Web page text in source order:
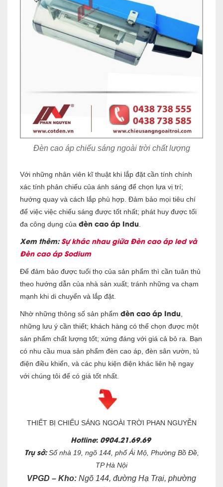
Đèn cao áp chiếu sáng ngoài trời chất lượng
Với những nhân viên kĩ thuật khi lắp đặt cần tính chính
xác tính phản chiếu của ánh sáng để chọn lựa vị trí;
hướng quay và cách lắp phù hợp. Đảm bảo mọi tiêu chí
để việc việc chiếu sáng được tốt nhất; phát huy được tối
đa công dụng của đèn cao áp Indu
Xem thêm:Sự khác nhau giữa Đèn cao áp led và
Đèn cao áp Sodium
Để đảm bảo được tuổi thọ của sản phẩm thì cần tuân thủ
theo hướng dẫn của nhà sản xuất; tránh những va chạm
mạnh khi di chuyển và lắp đặt.
Nhờ những thông số sản phẩm đèn cao áp Indu
những lưu ý cần thiết; khách hàng có thể chọn được một
sản phẩm chất lượng tốt; xứng đáng với giá cả bỏ ra. Bạn
có nhu cầu mua sản phẩm đèn cao áp, đèn sân vườn, tủ
điện điều khiển, và các phụ kiện điện khác liên hệ ngay
với chúng tôi để có giá tốt nhất.
THIẾT BỊ CHIẾU SÁNG NGOÀI TRỜI PHAN NGUYỄN
Hotline: 0904.21.69.69
Trụ sở:Số nhà 19, ngõ 144, phố Ái Mộ, Phường Bồ Đề,
TP Hà Nội
VPGD – Kho: Ngõ 144, đường Hạ Trại, phường